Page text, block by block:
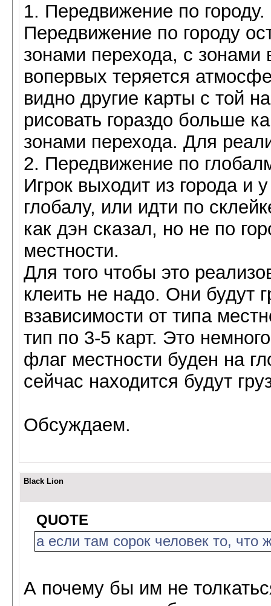
1. Передвижение по городу.
Передвижение по городу
зонами перехода, с
вопервых теряется
видно другие карты с той
рисовать гораздо больше
зонами перехода. Для
2. Передвижение по
Игрок выходит из города и
глобалу, или идти по
как дэн сказал, но не по
местности.
Для того чтобы это
клеить не надо. Они будут
взависимости от типа
тип по 3-5 карт. Это
флаг местности буден на
сейчас находится будут
Обсуждаем.
Black Lion
QUOTE
а если там сорок человек то, что
А почему бы им не